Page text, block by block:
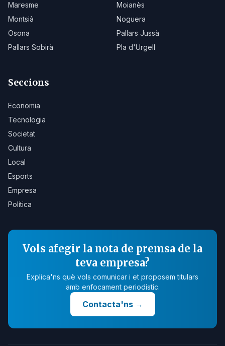
Maresme
Moianès
Montsià
Noguera
Osona
Pallars Jussà
Pallars Sobirà
Pla d'Urgell
Seccions
Economia
Tecnologia
Societat
Cultura
Local
Esports
Empresa
Política
Vols afegir la nota de premsa de la
teva empresa?
Explica'ns què vols comunicar i et proposem titulars
amb enfocament periodístic.
Contacta'ns→